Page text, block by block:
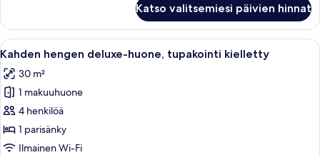
kuvat
superior-
huone,
1
tupakointi
kielletty
Katso valitsemiesi päivien hinnat
Avaa
kaikki
huonetyypin
Kahden
hengen
deluxe-
huone,
Hotellihuone, jossa on suuri sänky,
10
Kahden hengen deluxe-huone, tupakointi kielletty
30 m²
1 makuuhuone
4 henkilöä
1 parisänky
Ilmainen Wi-Fi